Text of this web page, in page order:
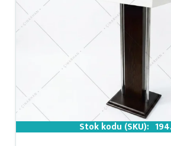
Stok kodu (SKU):